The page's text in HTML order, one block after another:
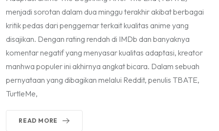
menjadi sorotan dalam dua minggu terakhir akibat berbagai
kritik pedas dari penggemar terkait kualitas anime yang
disajikan. Dengan rating rendah di IMDb dan banyaknya
komentar negatif yang menyasar kualitas adaptasi, kreator
manhwa populer ini akhirnya angkat bicara. Dalam sebuah
pernyataan yang dibagikan melalui Reddit, penulis TBATE,
TurtleMe,
READ MORE